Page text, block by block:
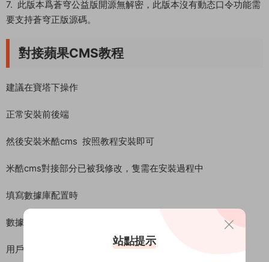
7. 此版本爲蒼穹公益版開源無解密，此版本沒有動态口令功能需
要支持蒼穹正版源碼。
對接蘋果CMS教程
建議在寶塔下操作
正常安裝前後端
然後安裝米酷cms 按照教程安裝即可
米酷cms對接部分已被我修改，隻需在安裝過程中
填寫數據庫配置時
數據庫名
用戶名
站點提示